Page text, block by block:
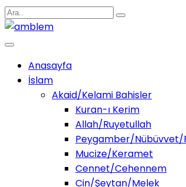
Anasayfa
İslam
Akaid/Kelami Bahisler
Kuran-ı Kerim
Allah/Ruyetullah
Peygamber/Nübüvvet/
Mucize/Keramet
Cennet/Cehennem
Cin/Şeytan/Melek